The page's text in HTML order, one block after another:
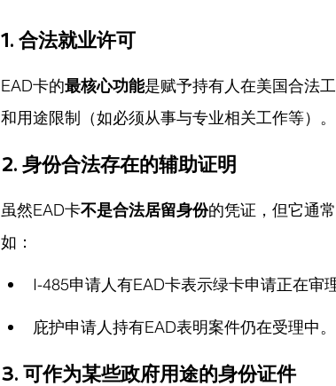
1. 合法就业许可
EAD卡的最核心功能是赋予持有人在美国合法
和用途限制（如必须从事与专业相关工作等）。
2. 身份合法存在的辅助证明
虽然EAD卡不是合法居留身份的凭证，但它通
如：
I-485申请人有EAD卡表示绿卡申请正在审
庇护申请人持有EAD表明案件仍在受理中。
3. 可作为某些政府用途的身份证件